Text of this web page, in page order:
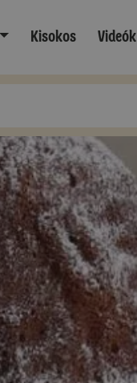
Kisokos Videók